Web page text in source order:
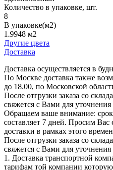
Количество в упаковке, шт.
8
В упаковке(м2)
1.9948 м2
Другие цвета
Доставка
Доставка осуществляется в
По Москве доставка также
до 18.00, по Московской
После отгрузки заказа со
свяжется с Вами для уточнения
Обращаем ваше внимание: срок
составляет 7 дней. Просим Вас
доставки в рамках этого
После отгрузки заказа со
свяжется с Вами для уточнения
1. Доставка транспортной
тарифам той компании